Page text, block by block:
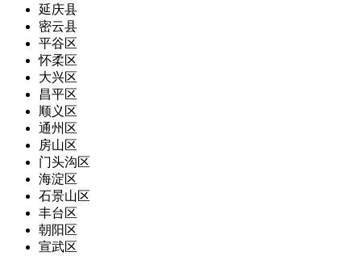
延庆县
密云县
平谷区
怀柔区
大兴区
昌平区
顺义区
通州区
房山区
门头沟区
海淀区
石景山区
丰台区
朝阳区
宣武区